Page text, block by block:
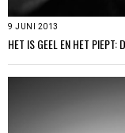
9 JUNI 2013
HET IS GEEL EN HET PIEPT: